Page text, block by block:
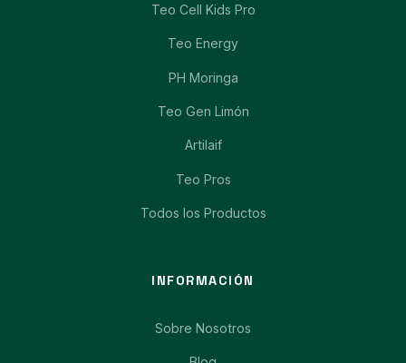
Teo Cell Kids Pro
Teo Energy
PH Moringa
Teo Gen Limón
Artilaif
Teo Pros
Todos los Productos
INFORMACIÓN
Sobre Nosotros